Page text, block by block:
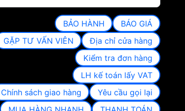
BẢO HÀNH
BÁO GIÁ
GẶP TƯ VẤN VIÊN
Địa chỉ cửa hàng
Kiểm tra đơn hàng
LH kế toán lấy VAT
Chính sách giao hàng
Yêu cầu gọi lại